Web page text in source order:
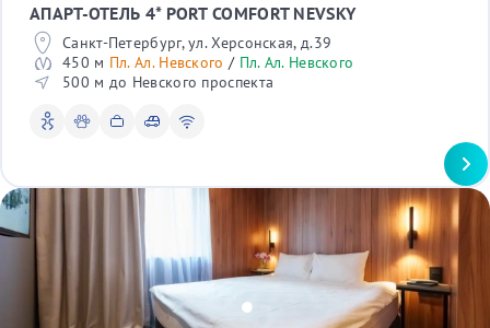
АПАРТ-ОТЕЛЬ 4* PORT COMFORT NEVSKY
Санкт-Петербург, ул. Херсонская, д.39
450 м Пл. Ал. Невского / Пл. Ал. Невского
500 м до Невского проспекта